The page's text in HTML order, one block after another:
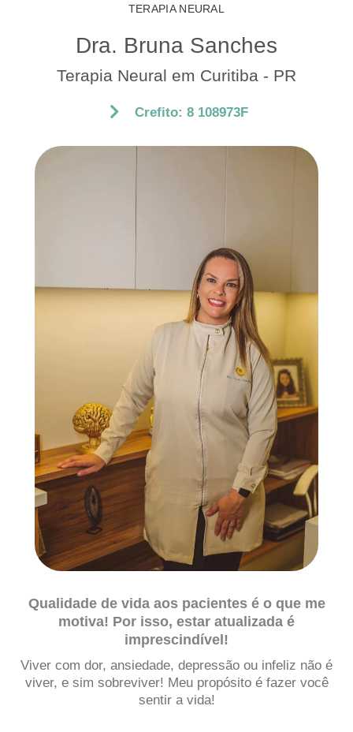
TERAPIA NEURAL
Dra. Bruna Sanches
Terapia Neural em Curitiba - PR
Crefito: 8 108973F
Qualidade de vida aos pacientes é o que me
motiva! Por isso, estar atualizada é
imprescindível!
Viver com dor, ansiedade, depressão ou infeliz não é
viver, e sim sobreviver! Meu propósito é fazer você
sentir a vida!